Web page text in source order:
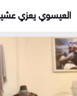
العيسوي يعزي